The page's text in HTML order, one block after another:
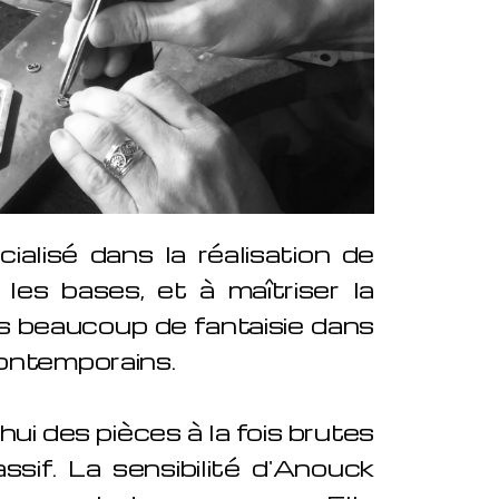
dans la réalisation de
bases, et à maîtriser la
de fantaisie dans
des pièces à la fois brutes
La sensibilité d'Anouck